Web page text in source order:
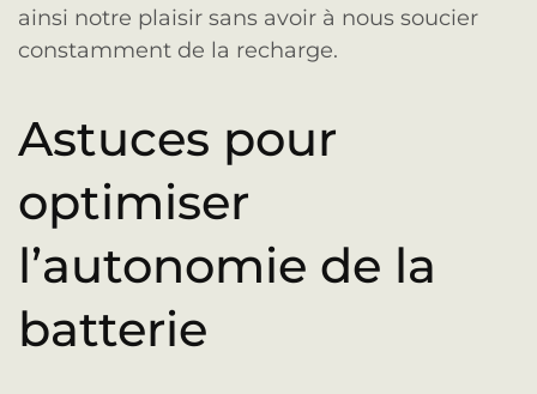
ainsi notre plaisir sans avoir à nous soucier
constamment de la recharge.
Astuces pour
optimiser
l’autonomie de la
batterie